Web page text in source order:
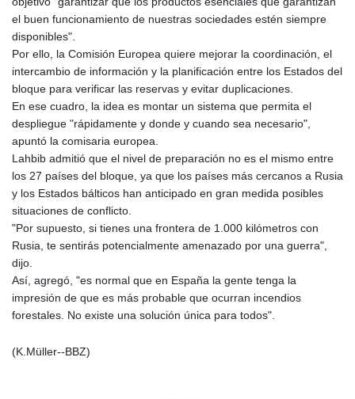
HUF 364.625083
20648.821428
ILS 3.46629
IMP 0.856077
INR 109.809273
IQD
IRR
1584474.640687
ISK 142.41109
JMD 182.637459
JOD 0.81708
KES 149.083075
KGS 100.783234
KHR
el buen funcionamiento de nuestras sociedades estén siempre
disponibles".
Por ello, la Comisión Europea quiere mejorar la coordinación, el
intercambio de información y la planificación entre los Estados del
bloque para verificar las reservas y evitar duplicaciones.
En ese cuadro, la idea es montar un sistema que permita el
despliegue "rápidamente y donde y cuando sea necesario",
apuntó la comisaria europea.
Lahbib admitió que el nivel de preparación no es el mismo entre
los 27 países del bloque, ya que los países más cercanos a Rusia
y los Estados bálticos han anticipado en gran medida posibles
situaciones de conflicto.
"Por supuesto, si tienes una frontera de 1.000 kilómetros con
Rusia, te sentirás potencialmente amenazado por una guerra",
dijo.
Así, agregó, "es normal que en España la gente tenga la
impresión de que es más probable que ocurran incendios
forestales. No existe una solución única para todos".
(K.Müller--BBZ)